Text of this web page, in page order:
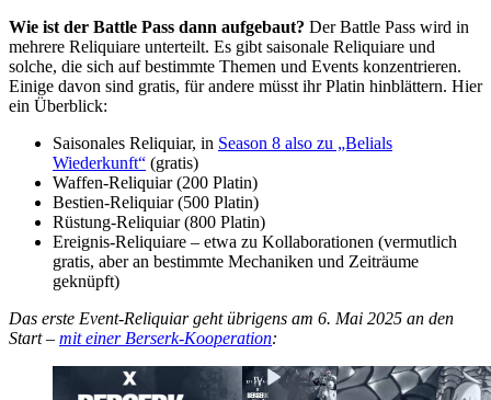
Wie ist der Battle Pass dann aufgebaut? Der Battle Pass wird in
mehrere Reliquiare unterteilt. Es gibt saisonale Reliquiare und
solche, die sich auf bestimmte Themen und Events konzentrieren.
Einige davon sind gratis, für andere müsst ihr Platin hinblättern. Hier
ein Überblick:
Saisonales Reliquiar, in Season 8 also zu „Belials
Wiederkunft“ (gratis)
Waffen-Reliquiar (200 Platin)
Bestien-Reliquiar (500 Platin)
Rüstung-Reliquiar (800 Platin)
Ereignis-Reliquiare – etwa zu Kollaborationen (vermutlich
gratis, aber an bestimmte Mechaniken und Zeiträume
geknüpft)
Das erste Event-Reliquiar geht übrigens am 6. Mai 2025 an den
Start – mit einer Berserk-Kooperation: